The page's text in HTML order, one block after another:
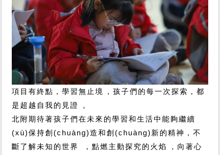
項目有終點，學習無止境，孩子們的每一次探索，都
是超越自我的見證。
北附期待著孩子們在未來的學習和生活中能夠繼續
(xù)保持創(chuàng)造和創(chuàng)新的精神，不
斷了解未知的世界，點燃主動探究的火焰，向著心